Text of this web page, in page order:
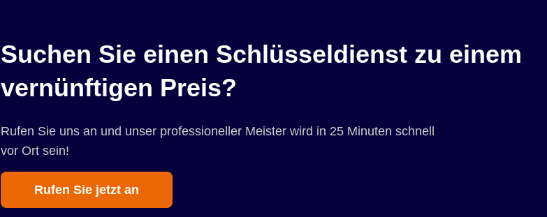
Suchen Sie einen Schlüsseldienst zu einem
vernünftigen Preis?
Rufen Sie uns an und unser professioneller Meister wird in 25 Minuten schnell
vor Ort sein!
Rufen Sie jetzt an